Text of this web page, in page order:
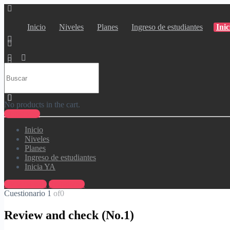
Inicio Niveles Planes Ingreso de estudiantes
Carrito
No products in the cart.
Registrarse
por
Inicio
Niveles
Planes
Ingreso de estudiantes
Inicia YA
Iniciar sesión Registrarse
Cuestionario 1 of0
Review and check (No.1)